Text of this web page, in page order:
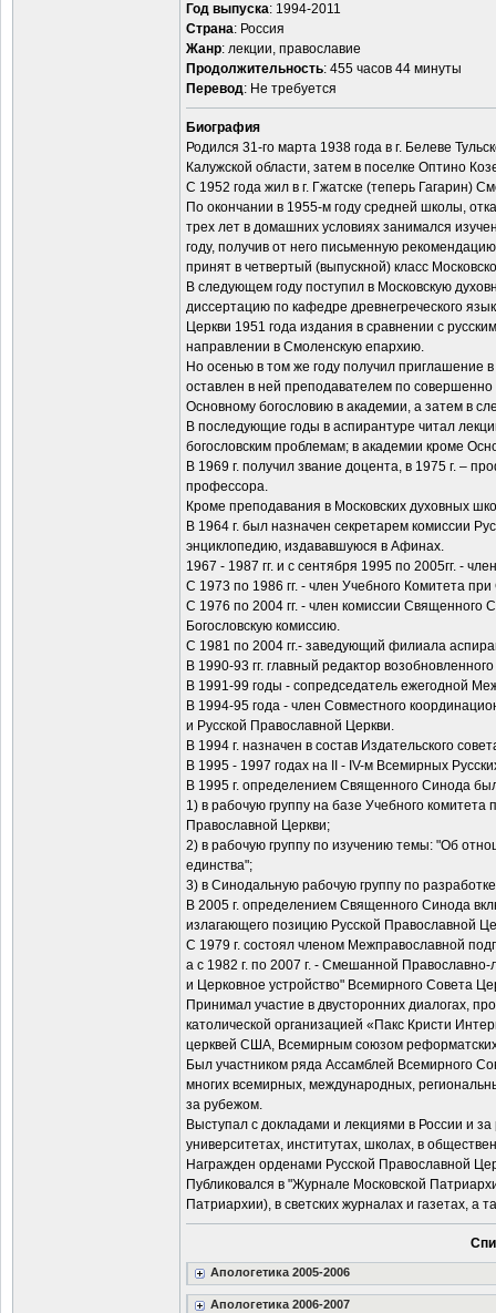
Год выпуска: 1994-2011
Страна: Россия
Жанр: лекции, православие
Продолжительность: 455 часов 44 минуты
Перевод: Не требуется
Биография
Родился 31-го марта 1938 года в г. Белеве
Калужской области, затем в поселке Оптино
С 1952 года жил в г. Гжатске (теперь Гагарин)
По окончании в 1955-м году средней школы,
трех лет в домашних условиях занимался
году, получив от него письменную
принят в четвертый (выпускной) класс
В следующем году поступил в Московскую
диссертацию по кафедре древнегреческого
Церкви 1951 года издания в сравнении с
направлении в Смоленскую епархию.
Но осенью в том же году получил приглашение
оставлен в ней преподавателем по
Основному богословию в академии, а затем в
В последующие годы в аспирантуре читал
богословским проблемам; в академии кроме
В 1969 г. получил звание доцента, в 1975 г. –
профессора.
Кроме преподавания в Московских духовных
В 1964 г. был назначен секретарем комиссии
энциклопедию, издававшуюся в Афинах.
1967 - 1987 гг. и с сентября 1995 по 2005гг. -
С 1973 по 1986 гг. - член Учебного Комитета
С 1976 по 2004 гг. - член комиссии Священного
Богословскую комиссию.
С 1981 по 2004 гг.- заведующий филиала
В 1990-93 гг. главный редактор
В 1991-99 годы - сопредседатель ежегодной
В 1994-95 года - член Совместного
и Русской Православной Церкви.
В 1994 г. назначен в состав Издательского
В 1995 - 1997 годах на II - IV-м Всемирных
В 1995 г. определением Священного Синода
1) в рабочую группу на базе Учебного
Православной Церкви;
2) в рабочую группу по изучению темы: "Об
единства";
3) в Синодальную рабочую группу по
В 2005 г. определением Священного Синода
излагающего позицию Русской Православной
С 1979 г. состоял членом Межправославной
а с 1982 г. по 2007 г. - Смешанной Православно-
и Церковное устройство" Всемирного Совета
Принимал участие в двусторонних диалогах,
католической организацией «Пакс Кристи
церквей США, Всемирным союзом
Был участником ряда Ассамблей Всемирного
многих всемирных, международных,
за рубежом.
Выступал с докладами и лекциями в России и
университетах, институтах, школах, в
Награжден орденами Русской Православной
Публиковался в "Журнале Московской
Патриархии), в светских журналах и газетах,
Апологетика 2005-2006
Апологетика 2006-2007